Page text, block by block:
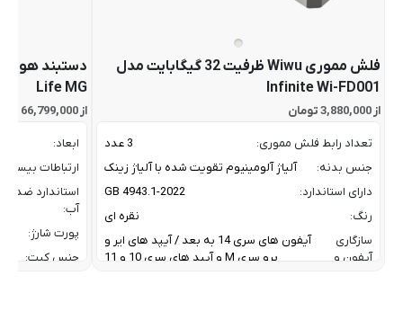
فلش مموری Wiwu ظرفیت 32 گیگابایت مدل
Infinite Wi-FD001
از 3,880,000 تومان
تعداد رابط فلش مموری:
3 عدد
جنس بدنه:
آلیاژ آلومینیوم تقویت شده با آلیاژ زینک
دارای استاندارد:
GB 4943.1-2022
رنگ:
نقره ای
سازگاری
آیفون و
آیفون های سری 14 به بعد / آیپد های ایر و
پرو سری M و آیپد های سری 10 و 11
Life MG
از 66,799,000 تومان
ابعاد:
ارتباطات بیسیم:
استاندارد ضد
آب:
پورت شارژ:
جنس کیت: